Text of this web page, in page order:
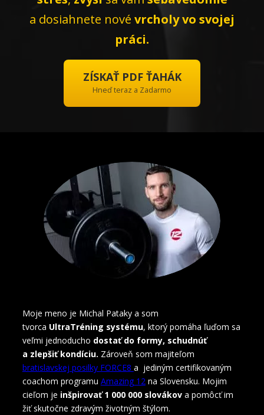
a dosiahnete nové vrcholy vo svojej
práci.
ZÍSKAŤ PDF ŤAHÁK
Hneď teraz a Zadarmo
Moje meno je Michal Pataky a som
tvorca UltraTréning systému, ktorý pomáha ľuďom sa
veľmi jednoducho dostať do formy, schudnúť
a zlepšiť kondíciu. Zároveň som majiteľom
bratislavskej posilky FORCE8 a jediným certifikovaným
coachom programu Amazing 12na Slovensku. Mojim
cieľom je inšpirovať 1 000 000 slovákova pomôcť im
žiť skutočne zdravým životným štýlom.